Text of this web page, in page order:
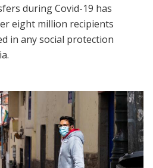
during Covid-19 has
eight million recipients
in any social protection